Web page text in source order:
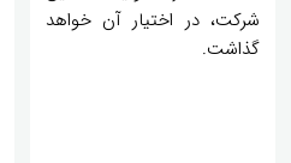
شرکت، در اختیار آن خواهد
گذاشت.